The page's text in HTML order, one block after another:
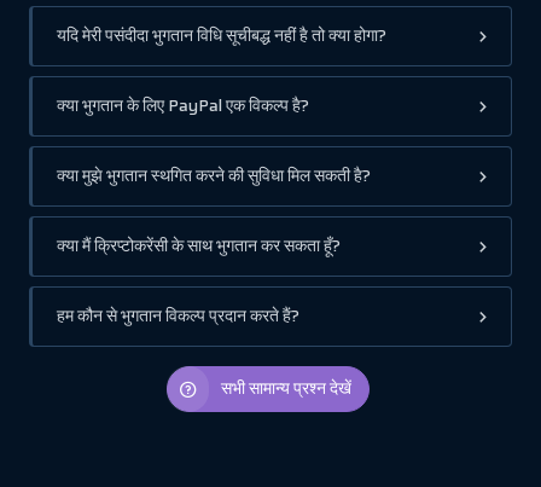
यदि मेरी पसंदीदा भुगतान विधि सूचीबद्ध नहीं है तो क्या होगा?
क्या भुगतान के लिए PayPal एक विकल्प है?
क्या मुझे भुगतान स्थगित करने की सुविधा मिल सकती है?
क्या मैं क्रिप्टोकरेंसी के साथ भुगतान कर सकता हूँ?
हम कौन से भुगतान विकल्प प्रदान करते हैं?
सभी सामान्य प्रश्न देखें